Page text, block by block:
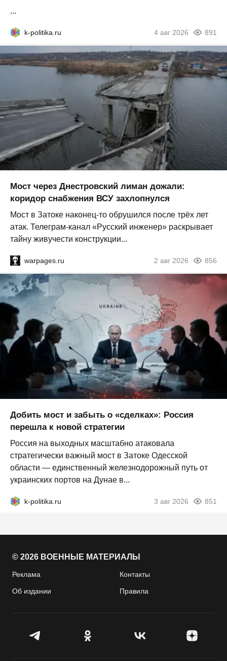
...
k-politika.ru 4 авг 2026 891
Мост через Днестровский лиман дожали:
коридор снабжения ВСУ захлопнулся
Мост в Затоке наконец-то обрушился после трёх лет
атак. Телеграм-канал «Русский инженер» раскрывает
тайну живучести конструкции...
warpages.ru 2 авг 2026 856
Добить мост и забыть о «сделках»: Россия
перешла к новой стратегии
Россия на выходных масштабно атаковала
стратегически важный мост в Затоке Одесской
области — единственный железнодорожный путь от
украинских портов на Дунае в...
k-politika.ru 3 авг 2026 851
© 2026 ВОЕННЫЕ МАТЕРИАЛЫ
Реклама Контакты
Об издании Правила